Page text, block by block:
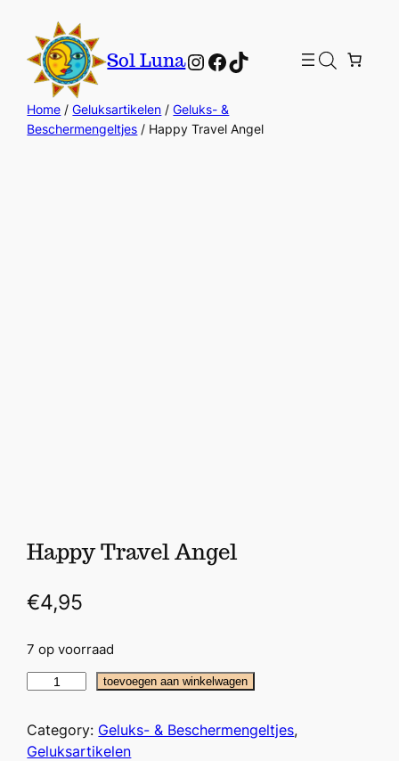
Sol LunaInstagram
Facebook
TikTok
Home /Geluksartikelen /Geluks- &
Beschermengeltjes / Happy Travel Angel
Happy Travel Angel
€4,95
7 op voorraad
p
p
toevoegen aan winkelwagen
Category: Geluks- & Beschermengeltjes
Geluksartikelen